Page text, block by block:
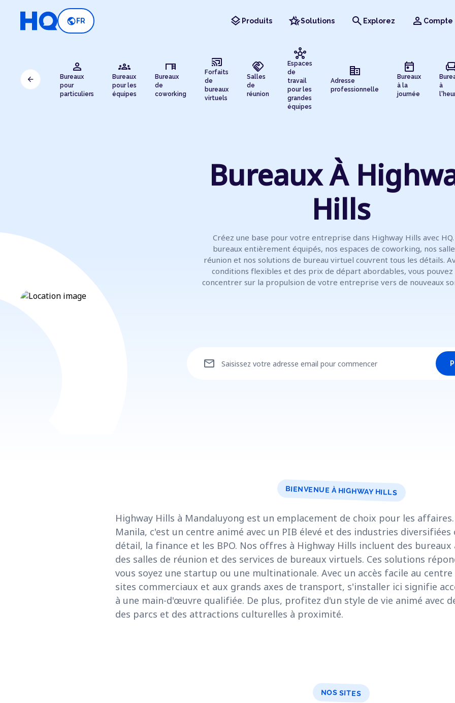
public FR layers Produits hotel_classSolutions search Explorez person Compte
person
Bureaux
pour
particuliers
groups
Bureaux
pour les
équipes
desk
Bureaux
de
coworking
cast_connected
Forfaits
de
bureaux
virtuels
handshake
Salles
de
réunion
hub
Espaces
de
travail
pour les
grandes
équipes
corporate_fare
Adresse
professionnelle
today
Bureaux
à la
journée
à
arrow_back
Bureaux À
Hills
Créez une base pour votre entreprise dans Highway Hills avec
bureaux entièrement équipés, nos espaces de coworking, nos
réunion et nos solutions de bureau virtuel couvrent tous les détails.
conditions flexibles et des prix de départ abordables, vous pouvez
concentrer sur la propulsion de votre entreprise vers de nouveaux
Saisissez votre adresse email pour commencer
mail
BIENVENUE À HIGHWAY HILLS
Highway Hills à Mandaluyong est un emplacement de choix pour les
Manila, c'est un centre animé avec un PIB élevé et des industries
détail, la finance et les BPO. Nos offres à Highway Hills incluent des
des salles de réunion et des services de bureaux virtuels. Ces solutions
vous soyez une startup ou une multinationale. Avec un accès facile au
sites commerciaux et aux grands axes de transport, s'installer ici signifie
à une main-d'œuvre qualifiée. De plus, profitez d'un style de vie animé avec
des parcs et des attractions culturelles à proximité.
NOS SITES